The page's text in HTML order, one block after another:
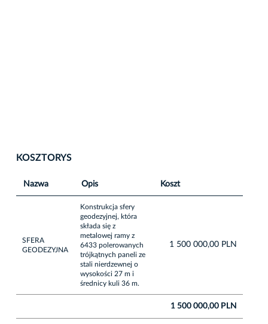
KOSZTORYS
Nazwa Opis Koszt
SFERA
GEODEZYJNA
Konstrukcja sfery
geodezyjnej, która
składa się z
metalowej ramy z
6433 polerowanych
trójkątnych paneli ze
stali nierdzewnej o
wysokości 27 m i
średnicy kuli 36 m.
1 500 000,00 PLN
1 500 000,00 PLN